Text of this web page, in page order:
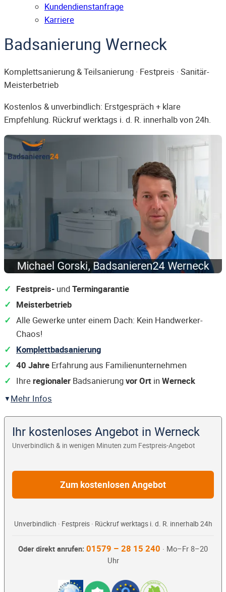
Kunden­dienst­anfrage
Karriere
Badsanierung Werneck
Komplettsanierung & Teilsanierung · Festpreis · Sanitär-
Meisterbetrieb
Kostenlos & unverbindlich: Erstgespräch + klare
Empfehlung. Rückruf werktags i. d. R. innerhalb von 24h.
Festpreis- undTermingarantie
Meisterbetrieb
Alle Gewerke unter einem Dach: Kein Handwerker-
Chaos!
Komplettbadsanierung
40 Jahre Erfahrung aus Familienunternehmen
Ihre regionaler Badsanierungvor Ort in Werneck
Mehr Infos
Ihr kostenloses Angebot in Werneck
Unverbindlich & in wenigen Minuten zum Festpreis-Angebot
Zum kostenlosen Angebot
Unverbindlich · Festpreis · Rückruf werktags i. d. R. innerhalb 24h
Oder direkt anrufen: 01579 – 28 15 240 · Mo–Fr 8–20
Uhr